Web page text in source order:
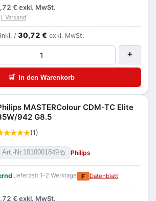
€ exkl. MwSt.
Versand
inkl. / 30,72 € exkl. MwSt.
+
🛒 In den Warenkorb
MASTERColour CDM-TC Elite
942 G8.5
(1)
Art.-Nr.1010001849 Philips
Lieferzeit 1–2 Werktage F Datenblatt
€ exkl. MwSt.